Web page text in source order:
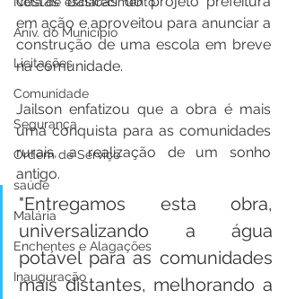
Aniv. do Município
Licitações
Comunidade
Segurança
Ordem de Serviço
saúde
Malária
Enchentes e Alagações
Inauguração
em ação e aproveitou para anunciar a
construção de uma escola em breve
na comunidade.
Jailson enfatizou que a obra é mais
uma conquista para as comunidades
rurais, a realização de um sonho
antigo.
"Entregamos esta obra,
universalizando a água
potável para as comunidades
mais distantes, melhorando a